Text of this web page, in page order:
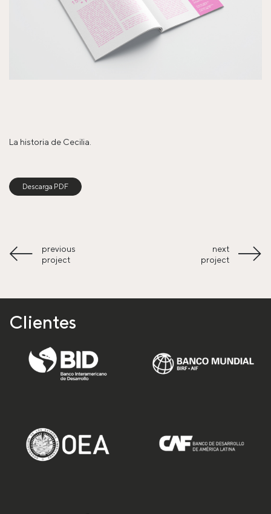
La historia de Cecilia.
Descarga PDF
previous
project
next
project
Clientes